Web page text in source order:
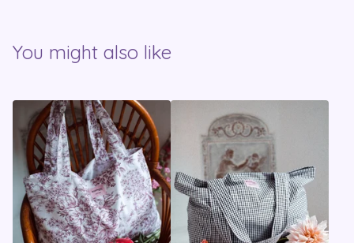
You might also like